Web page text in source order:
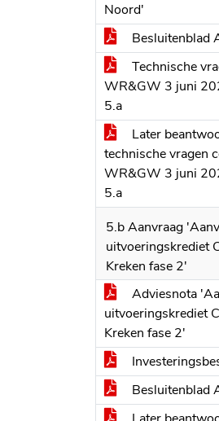
Noord'
Besluitenblad
Technische
WR&GW 3 juni
5.a
Later
technische vragen
WR&GW 3 juni
5.a
5.b Aanvraag
uitvoeringskrediet
Kreken fase 2'
Adviesnota
uitvoeringskrediet
Kreken fase 2'
Besluitenblad